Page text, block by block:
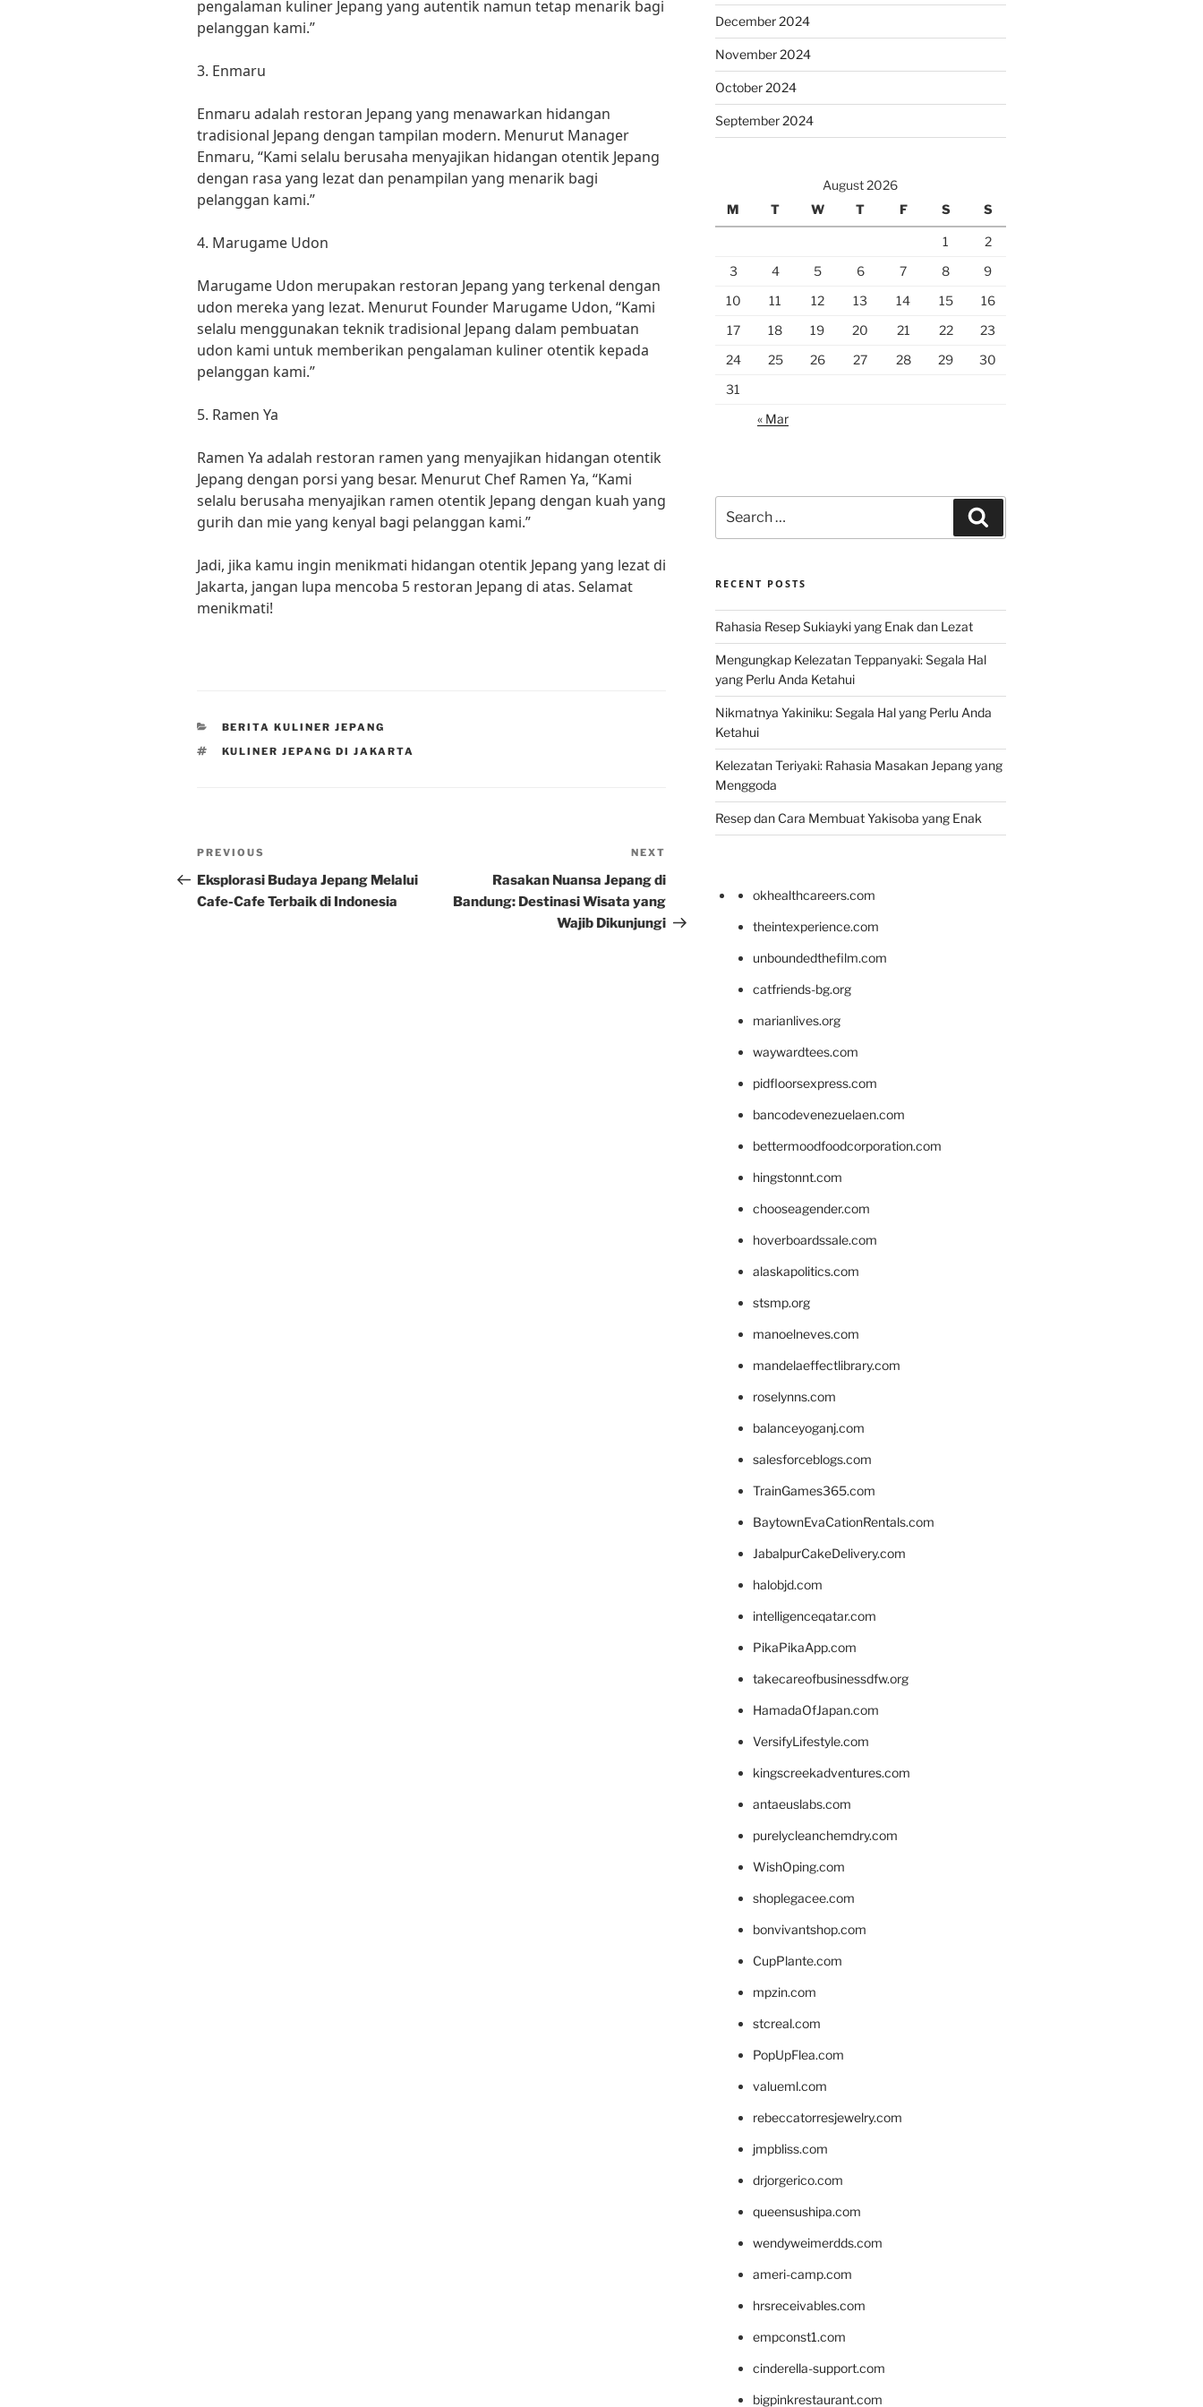
pengalaman kuliner Jepang yang autentik namun tetap menarik bagi
pelanggan kami.”
3. Enmaru
Enmaru adalah restoran Jepang yang menawarkan hidangan
tradisional Jepang dengan tampilan modern. Menurut Manager
Enmaru, “Kami selalu berusaha menyajikan hidangan otentik Jepang
dengan rasa yang lezat dan penampilan yang menarik bagi
pelanggan kami.”
4. Marugame Udon
Marugame Udon merupakan restoran Jepang yang terkenal dengan
udon mereka yang lezat. Menurut Founder Marugame Udon, “Kami
selalu menggunakan teknik tradisional Jepang dalam pembuatan
udon kami untuk memberikan pengalaman kuliner otentik kepada
pelanggan kami.”
5. Ramen Ya
Ramen Ya adalah restoran ramen yang menyajikan hidangan otentik
Jepang dengan porsi yang besar. Menurut Chef Ramen Ya, “Kami
selalu berusaha menyajikan ramen otentik Jepang dengan kuah yang
gurih dan mie yang kenyal bagi pelanggan kami.”
Jadi, jika kamu ingin menikmati hidangan otentik Jepang yang lezat di
Jakarta, jangan lupa mencoba 5 restoran Jepang di atas. Selamat
menikmati!
CATEGORIES
BERITA KULINER JEPANG
TAGS
KULINER JEPANG DI JAKARTA
Post
navigation
Previous
Post
PREVIOUS
Eksplorasi Budaya Jepang Melalui
Cafe-Cafe Terbaik di Indonesia
Post
NEXT
Rasakan Nuansa Jepang di
Bandung: Destinasi Wisata yang
Wajib Dikunjungi
December 2024
November 2024
October 2024
September 2024
August 2026
M
T W T F S S
1
2
3
4 5 6 7 8
9
10
11 12 13 14 15
16
17
18 19 20 21 22
23
24
25 26 27 28 29
30
31
« Mar
for:
RECENT POSTS
Rahasia Resep Sukiayki yang Enak dan Lezat
Mengungkap Kelezatan Teppanyaki: Segala Hal
yang Perlu Anda Ketahui
Nikmatnya Yakiniku: Segala Hal yang Perlu Anda
Ketahui
Kelezatan Teriyaki: Rahasia Masakan Jepang yang
Menggoda
Resep dan Cara Membuat Yakisoba yang Enak
okhealthcareers.com
theintexperience.com
unboundedthefilm.com
catfriends-bg.org
marianlives.org
waywardtees.com
pidfloorsexpress.com
bancodevenezuelaen.com
bettermoodfoodcorporation.com
hingstonnt.com
chooseagender.com
hoverboardssale.com
alaskapolitics.com
stsmp.org
manoelneves.com
mandelaeffectlibrary.com
roselynns.com
balanceyoganj.com
salesforceblogs.com
TrainGames365.com
BaytownEvaCationRentals.com
JabalpurCakeDelivery.com
halobjd.com
intelligenceqatar.com
PikaPikaApp.com
takecareofbusinessdfw.org
HamadaOfJapan.com
VersifyLifestyle.com
kingscreekadventures.com
antaeuslabs.com
purelycleanchemdry.com
WishOping.com
shoplegacee.com
bonvivantshop.com
CupPlante.com
mpzin.com
stcreal.com
PopUpFlea.com
valueml.com
rebeccatorresjewelry.com
jmpbliss.com
drjorgerico.com
queensushipa.com
wendyweimerdds.com
ameri-camp.com
hrsreceivables.com
empconst1.com
cinderella-support.com
bigpinkrestaurant.com